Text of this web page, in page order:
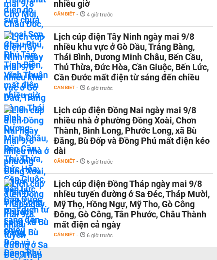
nhiều giờ
CẦN BIẾT - 4 giờ trước
Lịch cúp điện Tây Ninh ngày mai 9/8
nhiều khu vực ở Gò Dầu, Trảng Bàng,
Thái Bình, Dương Minh Châu, Bến Cầu,
Thủ Thừa, Đức Hòa, Cần Giuộc, Bến Lức,
Cần Đước mất điện từ sáng đến chiều
CẦN BIẾT - 6 giờ trước
Lịch cúp điện Đồng Nai ngày mai 9/8
nhiều nhà ở phường Đồng Xoài, Chơn
Thành, Bình Long, Phước Long, xã Bù
Đăng, Bù Đốp và Đồng Phú mất điện kéo
dài
CẦN BIẾT - 6 giờ trước
Lịch cúp điện Đồng Tháp ngày mai 9/8
nhiều tuyến đường ở Sa Đéc, Tháp Mười,
Mỹ Thọ, Hồng Ngự, Mỹ Tho, Gò Công
Đông, Gò Công, Tân Phước, Châu Thành
mất điện cả ngày
CẦN BIẾT - 6 giờ trước